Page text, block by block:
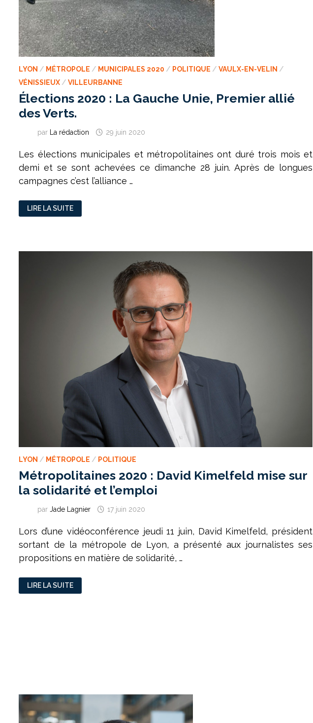
LYON / MÉTROPOLE / MUNICIPALES 2020 / POLITIQUE /VAULX-EN-VELIN /
VÉNISSIEUX /VILLEURBANNE
Élections 2020 : La Gauche Unie, Premier allié
des Verts.
par La rédaction 29 juin 2020
Les élections municipales et métropolitaines ont duré trois mois et
demi et se sont achevées ce dimanche 28 juin. Après de longues
campagnes c’est l’alliance …
ÉLECTIONS
2020
:
ALLIÉ
LIRE LA SUITE
LYON / MÉTROPOLE / POLITIQUE
Métropolitaines 2020 : David Kimelfeld mise sur
la solidarité et l’emploi
parJade Lagnier 17 juin 2020
Lors d’une vidéoconférence jeudi 11 juin, David Kimelfeld, président
sortant de la métropole de Lyon, a présenté aux journalistes ses
propositions en matière de solidarité, …
MÉTROPOLITAINES
2020
:
LIRE LA SUITE